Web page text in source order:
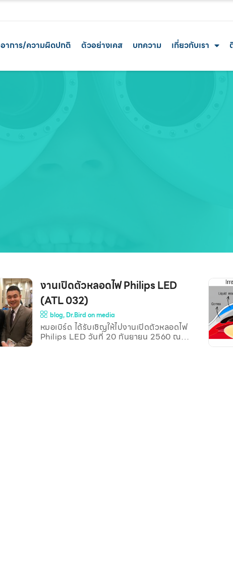
อาการ/ความผิดปกติ ตัวอย่างเคส บทความ เกี่ยวกับเรา
งานเปิดตัวหลอดไฟ Philips LED
(ATL 032)
blog, Dr.Bird on media
หมอเบิร์ด ได้รับเชิญให้ไปงานเปิดตัวหลอดไฟ
Philips LED วันที่ 20 กันยายน 2560 ณ